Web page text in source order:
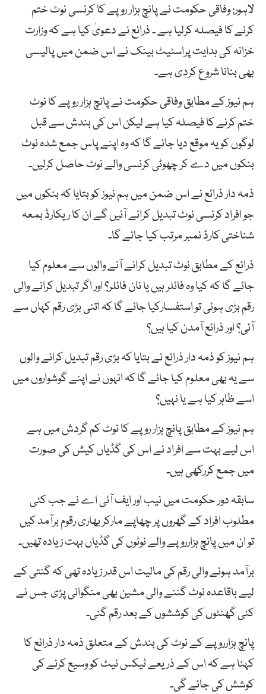
لاہور: وفاقی حکومت نے پانچ ہزار روپے کا کرنسی نوٹ ختم
کرنے کا فیصلہ کرلیا ہے ۔ ذرائع نے دعویٰ کیا ہے کہ وزارت
خزانہ کی ہدایت پراسٹیٹ بینک نے اس ضمن میں پالیسی
بھی بنانا شروع کردی ہے۔
ہم نیوز کے مطابق وفاقی حکومت نے پانچ ہزار روپے کا نوٹ
ختم کرنے کا فیصلہ کیا ہے لیکن اس کی بندش سے قبل
لوگوں کو یہ موقع دیا جائے گا کہ وہ اپنے پاس جمع شدہ نوٹ
بنکوں میں دے کر چھوٹی کرنسی والے نوٹ حاصل کرلیں۔
ذمہ دار ذرائع نے اس ضمن میں ہم نیوز کو بتایا کہ بنکوں میں
جو افراد کرنسی نوٹ تبدیل کرانے آئیں گے ان کا ریکارڈ بمعہ
شناختی کارڈ نمبر مرتب کیا جائے گا۔
ذرائع کے مطابق نوٹ تبدیل کرانے آنے والوں سے معلوم کیا
جائے گا کہ کیا وہ فائلر ہیں یا نان فائلر؟ اور اگر تبدیل کرانے والی
رقم بڑی ہوئی تو استفسارکیا جائے گا کہ اتنی بڑی رقم کہاں سے
آئی؟ اور ذرائع آمدن کیا ہیں؟
ہم نیوز کو ذمہ دار ذرائع نے بتایا کہ بڑی رقم تبدیل کرانے والوں
سے یہ بھی معلوم کیا جائے گا کہ انہوں نے اپنے گوشواروں میں
اسے ظاہر کیا ہے یا نہیں؟
ہم نیوز کے مطابق پانچ ہزار روپے کا نوٹ کم گردش میں ہے
اس لیے بہت سے افراد نے اس کی گڈیاں کیش کی صورت
میں جمع کررکھی ہیں۔
سابقہ دور حکومت میں نیب اور ایف آئی اے نے جب کئی
مطلوب افراد کے گھروں پر چھاپے مارکر بھاری رقوم برآمد کیں
تو ان میں پانچ ہزارروپے والے نوٹوں کی گڈیاں بہت زیادہ تھیں۔
برآمد ہونے والی رقم کی مالیت اس قدر زیادہ تھی کہ گنتی کے
لیے باقاعدہ نوٹ گننے والی مشین بھی منگوانی پڑی جس نے
کئی گھنٹوں کی کوششوں کے بعد رقم گنی۔
پانچ ہزارروپے کے نوٹ کی بندش کے متعلق ذمہ دار ذرائع کا
کہنا ہے کہ اس کے ذریعے ٹیکس نیٹ کو وسیع کرنے کی
کوشش کی جائے گی۔